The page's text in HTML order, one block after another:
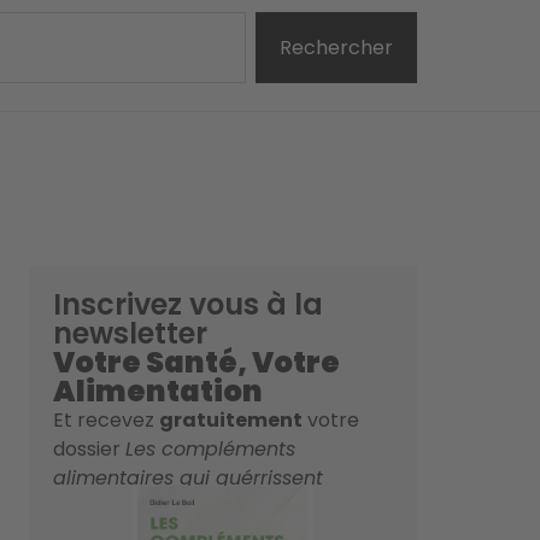
Rechercher
Inscrivez vous à la
newsletter
Votre Santé, Votre
Alimentation
Et recevez gratuitement votre
dossier Les compléments
alimentaires qui guérrissent